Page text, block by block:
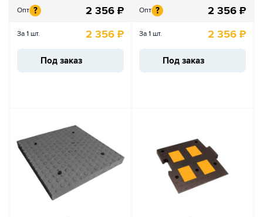
Опт ? 2 356 ₽
За 1 шт. 2 356 ₽
Под заказ
Опт ? 2 356 ₽
За 1 шт. 2 356 ₽
Под заказ